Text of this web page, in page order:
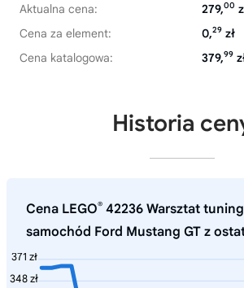
Aktualna cena:
279,00
Cena za element:
0,29 zł
Cena katalogowa:
379,99
Historia
Cena LEGO® 42236 Warsztat
samochód Ford Mustang GT z
371 zł
348 zł